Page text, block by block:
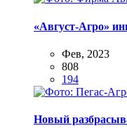
«Август-Агро»
Фев, 2023
808
194
Новый